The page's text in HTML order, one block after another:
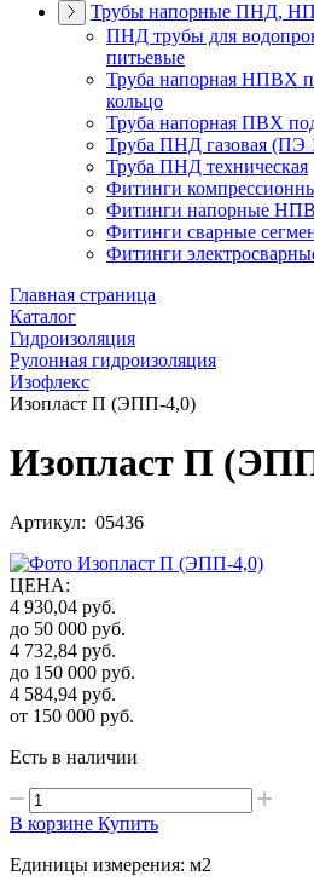
Трубы напорные ПНД,
ПНД трубы для
питьевые
Труба напорная НПВХ
кольцо
Труба напорная ПВХ
Труба ПНД газовая (ПЭ
Труба ПНД техническая
Фитинги
Фитинги напорные
Фитинги сварные
Фитинги
Главная страница
Каталог
Гидроизоляция
Рулонная гидроизоляция
Изофлекс
Изопласт П (ЭПП-4,0)
Изопласт П
Артикул: 05436
ЦЕНА:
4 930,04 руб.
до 50 000 руб.
4 732,84 руб.
до 150 000 руб.
4 584,94 руб.
от 150 000 руб.
Есть в наличии
В корзине Купить
Единицы измерения: м2